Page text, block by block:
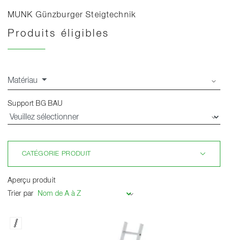
MUNK Günzburger Steigtechnik
Produits éligibles
Charger
Matériau
Support BG BAU
CATÉGORIE PRODUIT
Aperçu produit
Trier par